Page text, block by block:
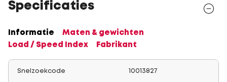
Specificaties
Informatie
Maten & gewichten
Load / Speed Index
Fabrikant
Snelzoekcode 10013827